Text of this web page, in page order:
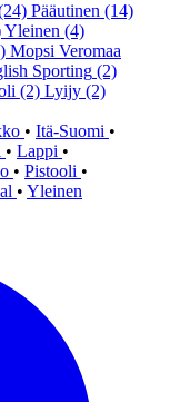
Pääutinen (14)
Yleinen (4)
Mopsi Veromaa
Sporting (2)
(2) Lyijy (2)
• Itä-Suomi •
• Lappi •
• Pistooli •
• Yleinen